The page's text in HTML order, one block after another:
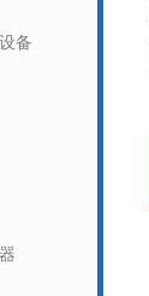
备